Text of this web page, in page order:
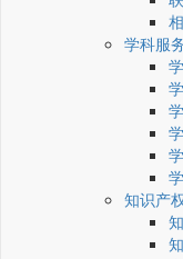
学科服
知识产